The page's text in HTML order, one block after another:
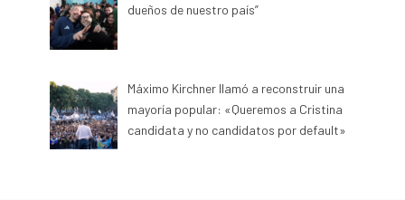
dueños de nuestro país”
Máximo Kirchner llamó a reconstruir una
mayoría popular: «Queremos a Cristina
candidata y no candidatos por default»